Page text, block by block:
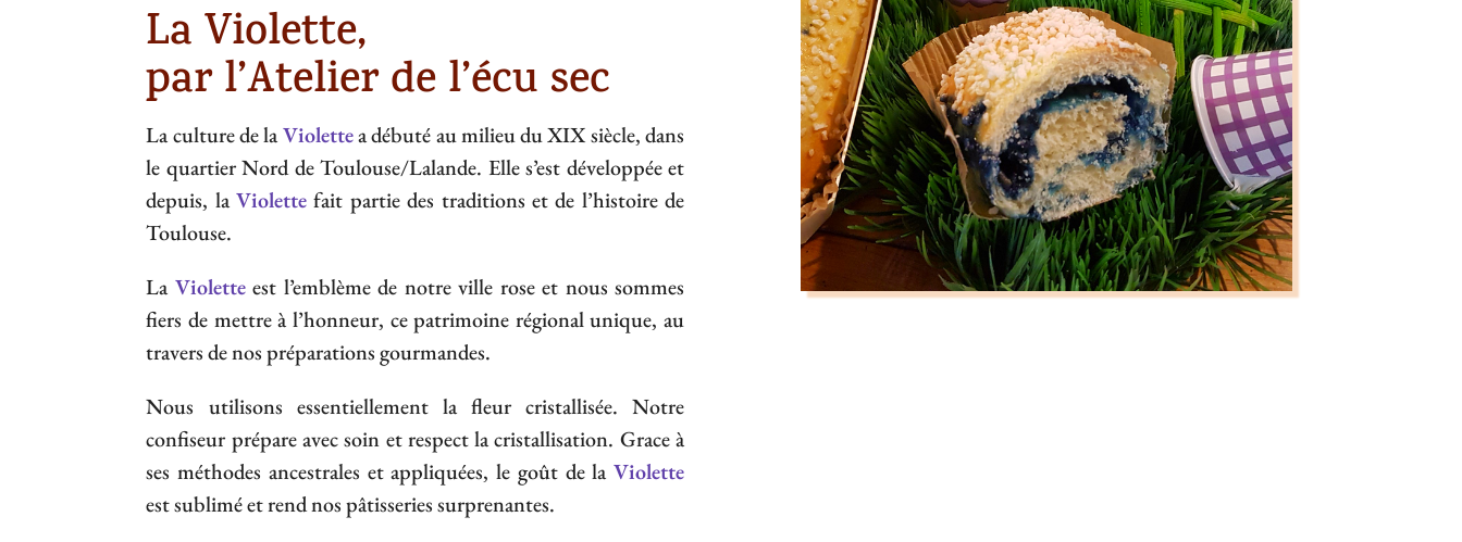
La Violette,
par l’Atelier de l’écu sec
La culture de laViolettea débuté au milieu du XIX siècle, dans
le quartier Nord de Toulouse/Lalande. Elle s’est développée et
depuis, laViolette fait partie des traditions et de l’histoire de
Toulouse.
La Violetteest l’emblème de notre ville rose et nous sommes
fiers de mettre à l’honneur, ce patrimoine régional unique, au
travers de nos préparations gourmandes.
Nous utilisons essentiellement la fleur cristallisée. Notre
confiseur prépare avec soin et respect la cristallisation. Grace à
ses méthodes ancestrales et appliquées, le goût de la Violette
est sublimé et rend nos pâtisseries surprenantes.